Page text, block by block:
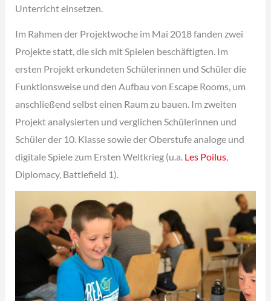
Unterricht einsetzen.
Im Rahmen der Projektwoche im Mai 2018 fanden zwei
Projekte statt, die sich mit Spielen beschäftigten. Im
ersten Projekt erkundeten Schülerinnen und Schüler die
Funktionsweise und den Aufbau von Escape Rooms, um
anschließend selbst einen Raum zu bauen. Im zweiten
Projekt analysierten und verglichen Schülerinnen und
Schüler der 10. Klasse sowie der Oberstufe analoge und
digitale Spiele zum Ersten Weltkrieg (u.a. Les Poilus,
Diplomacy, Battlefield 1).